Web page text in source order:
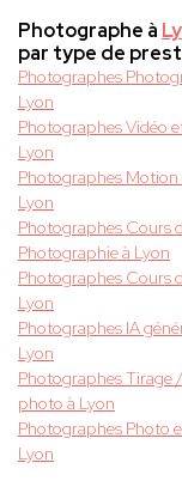
Photographe à
par type de
Photographes
Lyon
Photographes Vidéo
Lyon
Photographes Motion
Lyon
Photographes Cours
Photographie à Lyon
Photographes Cours
Lyon
Photographes IA
Lyon
Photographes Tirage
photo à Lyon
Photographes Photo
Lyon